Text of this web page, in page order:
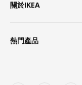
關於IKEA
熱門產品